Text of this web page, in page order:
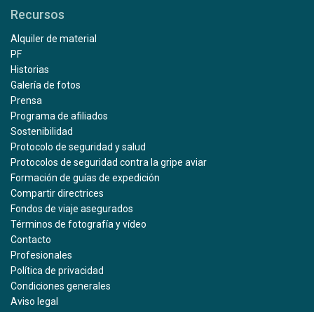
Recursos
Alquiler de material
PF
Historias
Galería de fotos
Prensa
Programa de afiliados
Sostenibilidad
Protocolo de seguridad y salud
Protocolos de seguridad contra la gripe aviar
Formación de guías de expedición
Compartir directrices
Fondos de viaje asegurados
Términos de fotografía y vídeo
Contacto
Profesionales
Política de privacidad
Condiciones generales
Aviso legal